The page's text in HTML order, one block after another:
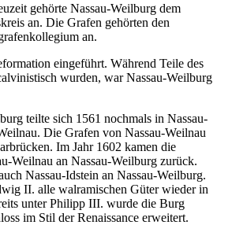
gehörte Nassau-Weilburg dem
an. Die Grafen gehörten den
an.
eingeführt. Während Teile des
wurden, war Nassau-Weilburg
teilte sich 1561 nochmals in Nassau-
Die Grafen von Nassau-Weilnau
Im Jahr 1602 kamen die
Weilnau an Nassau-Weilburg zurück.
Nassau-Idstein an Nassau-Weilburg.
II. alle walramischen Güter wieder in
unter Philipp III. wurde die Burg
im Stil der Renaissance erweitert.